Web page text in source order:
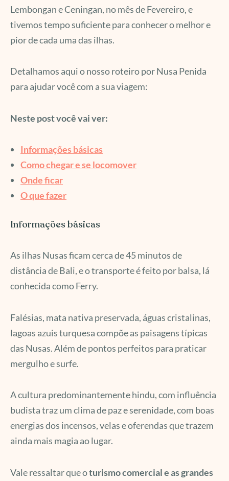
Lembongan e Ceningan, no mês de Fevereiro, e
tivemos tempo suficiente para conhecer o melhor e
pior de cada uma das ilhas.
Detalhamos aqui o nosso roteiro por Nusa Penida
para ajudar você com a sua viagem:
Neste post você vai ver:
Informações básicas
Como chegar e se locomover
Onde ficar
O que fazer
Informações básicas
As ilhas Nusas ficam cerca de 45 minutos de
distância de Bali, e o transporte é feito por balsa, lá
conhecida como Ferry.
Falésias, mata nativa preservada, águas cristalinas,
lagoas azuis turquesa compõe as paisagens típicas
das Nusas. Além de pontos perfeitos para praticar
mergulho e surfe.
A cultura predominantemente hindu, com influência
budista traz um clima de paz e serenidade, com boas
energias dos incensos, velas e oferendas que trazem
ainda mais magia ao lugar.
Vale ressaltar que oturismo comercial e as grandes